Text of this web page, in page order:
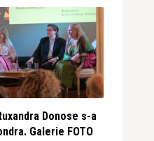
Donose s-a
Galerie FOTO